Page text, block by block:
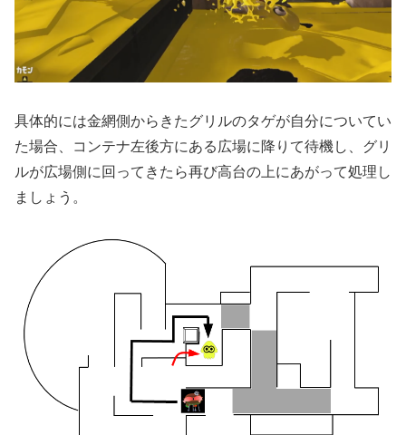
具体的には金網側からきたグリルのタゲが自分についてい
た場合、コンテナ左後方にある広場に降りて待機し、グリ
ルが広場側に回ってきたら再び高台の上にあがって処理し
ましょう。